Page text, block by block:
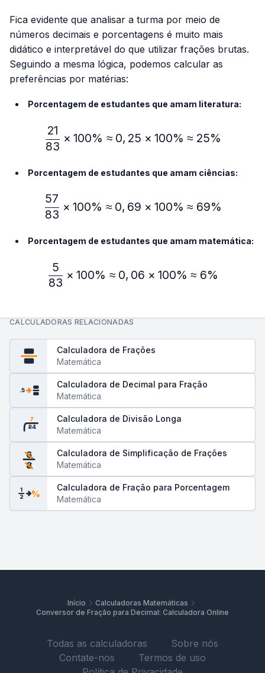
Fica evidente que analisar a turma por meio de
números decimais e porcentagens é muito mais
didático e interpretável do que utilizar frações brutas.
Seguindo a mesma lógica, podemos calcular as
preferências por matérias:
Porcentagem de estudantes que amam literatura:
\frac{21}{83} × 100\% ≈
83
21
× 100% ≈ 0, 25 × 100% ≈ 25%
Porcentagem de estudantes que amam ciências:
\frac{57}{83} × 100\% ≈
83
57
× 100% ≈ 0, 69 × 100% ≈ 69%
Porcentagem de estudantes que amam matemática:
\frac{5}{83} × 100\% ≈
83
5
× 100% ≈ 0, 06 × 100% ≈ 6%
CALCULADORAS RELACIONADAS
Calculadora de Frações
Matemática
.5
Calculadora de Decimal para Fração
Matemática
84
7
Calculadora de Divisão Longa
Matemática
6
8
Calculadora de Simplificação de Frações
Matemática
1
2 %
Calculadora de Fração para Porcentagem
Matemática
Início
Calculadoras Matemáticas
Conversor de Fração para Decimal: Calculadora Online
Todas as calculadoras
Sobre nós
Contate-nos
Termos de uso